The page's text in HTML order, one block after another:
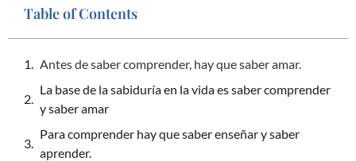
Table of Contents
Antes de saber comprender, hay que saber amar.
La base de la sabiduría en la vida es saber comprender
y saber amar
Para comprender hay que saber enseñar y saber
aprender.